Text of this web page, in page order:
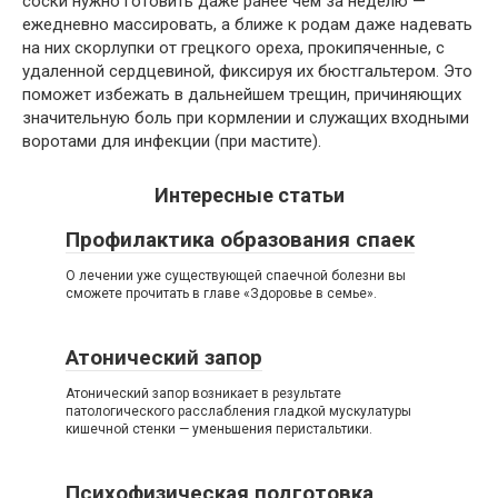
ежедневно массировать, а ближе к родам даже надевать
на них скорлупки от грецкого ореха, прокипяченные, с
удаленной сердцевиной, фиксируя их бюстгальтером. Это
поможет избежать в дальнейшем трещин, причиняющих
значительную боль при кормлении и служащих входными
воротами для инфекции (при мастите).
Интересные статьи
Профилактика образования спаек
О лечении уже существующей спаечной болезни вы
сможете прочитать в главе «Здоровье в семье».
Атонический запор
Атонический запор возникает в результате
патологического расслабления гладкой мускулатуры
кишечной стенки — уменьшения перистальтики.